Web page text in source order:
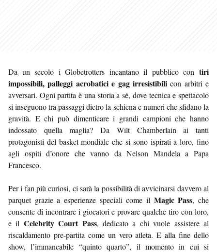
Da un secolo i Globetrotters incantano il pubblico con tiri
impossibili, palleggi acrobatici e gag irresistibilicon arbitri e
avversari. Ogni partita è una storia a sé, dove tecnica e spettacolo
si inseguono tra passaggi dietro la schiena e numeri che sfidano la
gravità. E chi può dimenticare i grandi campioni che hanno
indossato quella maglia? Da Wilt Chamberlain ai tanti
protagonisti del basket mondiale che si sono ispirati a loro, fino
agli ospiti d’onore che vanno da Nelson Mandela a Papa
Francesco.
Per i fan più curiosi, ci sarà la possibilità di avvicinarsi davvero al
parquet grazie a esperienze speciali come il Magic Pass, che
consente di incontrare i giocatori e provare qualche tiro con loro,
e il Celebrity Court Pass, dedicato a chi vuole assistere al
riscaldamento pre-partita come un vero atleta. E alla fine dello
show, l’immancabile “quinto quarto”, il momento in cui si